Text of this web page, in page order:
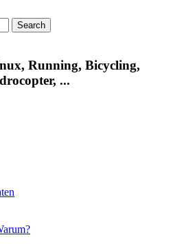
Running, Bicycling,
...